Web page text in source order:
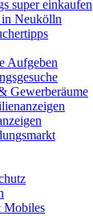
super einkaufen
Neukölln
Aufgeben
Gewerberäume